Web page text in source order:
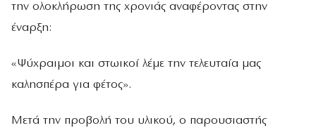
την ολοκλήρωση της χρονιάς αναφέροντας στην
έναρξη:
«Ψύχραιμοι και στωικοί λέμε την τελευταία μας
καλησπέρα για φέτος».
Μετά την προβολή του υλικού, ο παρουσιαστής